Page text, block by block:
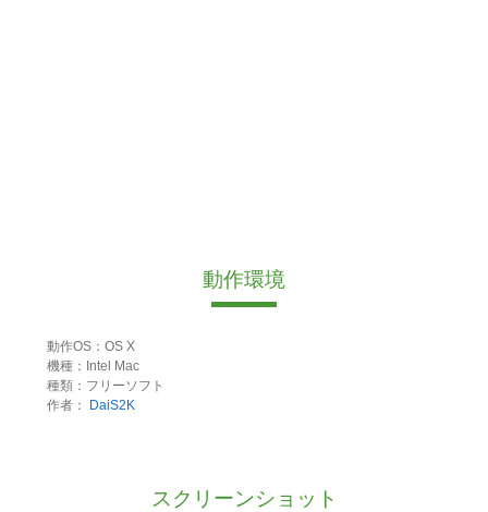
動作環境
動作OS：OS X
機種：Intel Mac
種類：フリーソフト
作者：
DaiS2K
スクリーンショット